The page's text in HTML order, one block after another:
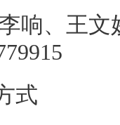
响、王
式